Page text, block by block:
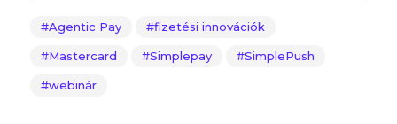
Agentic Pay fizetési innovációk
Mastercard Simplepay SimplePush
webinár